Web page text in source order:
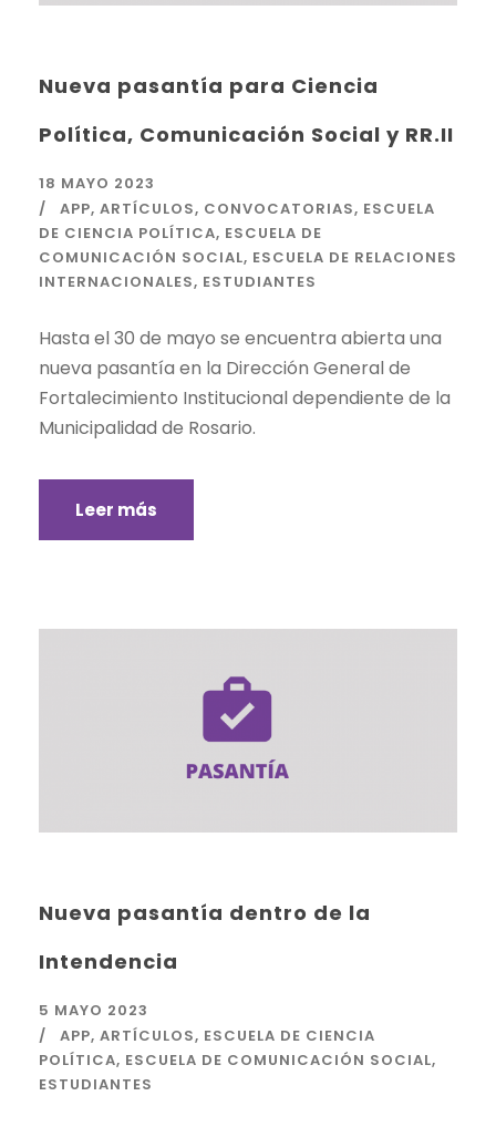
Nueva pasantía para Ciencia
Política, Comunicación Social y RR.II
18 MAYO 2023
APP, ARTÍCULOS, CONVOCATORIAS, ESCUELA
DE CIENCIA POLÍTICA, ESCUELA DE
COMUNICACIÓN SOCIAL, ESCUELA DE RELACIONES
INTERNACIONALES, ESTUDIANTES
Hasta el 30 de mayo se encuentra abierta una
nueva pasantía en la Dirección General de
Fortalecimiento Institucional dependiente de la
Municipalidad de Rosario.
Leer más
Nueva pasantía dentro de la
Intendencia
5 MAYO 2023
APP, ARTÍCULOS, ESCUELA DE CIENCIA
POLÍTICA, ESCUELA DE COMUNICACIÓN SOCIAL,
ESTUDIANTES